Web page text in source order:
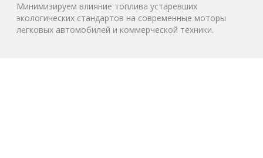
Минимизируем влияние топлива устаревших
экологических стандартов на современные моторы
легковых автомобилей и коммерческой техники.